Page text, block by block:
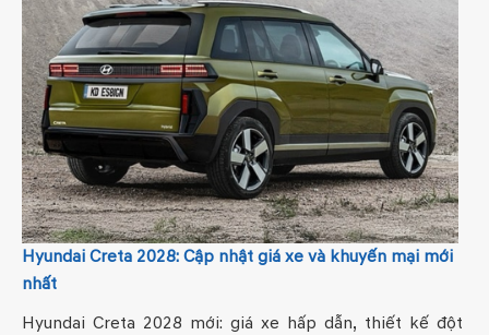
Hyundai Creta 2028: Cập nhật giá xe và khuyến mại mới
nhất
Hyundai Creta 2028 mới: giá xe hấp dẫn, thiết kế đột